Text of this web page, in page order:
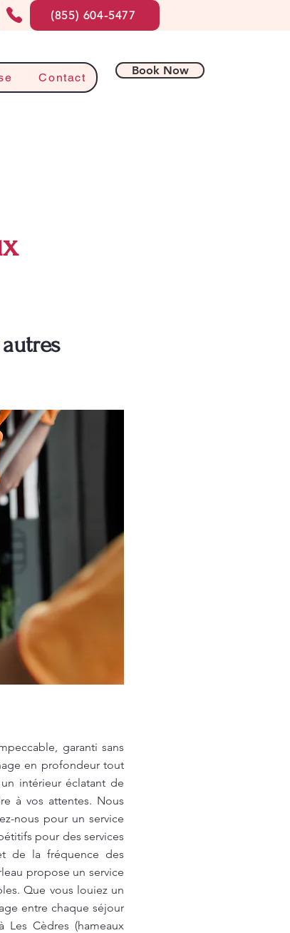
Contact
Book Now
(855) 604-5477
garanti sans
en profondeur tout
intérieur éclatant de
à vos attentes. Nous
nous pour un service
pour des services
de la fréquence des
propose un service
Que vous louiez un
entre chaque séjour
Cèdres (hameaux